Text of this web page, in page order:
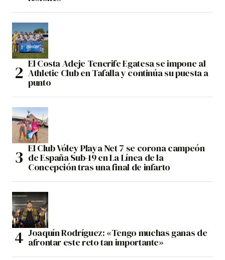
El Costa Adeje Tenerife Egatesa se impone al
Athletic Club en Tafalla y continúa su puesta a
punto
El Club Vóley Playa Net 7 se corona campeón
de España Sub-19 en La Línea de la
Concepción tras una final de infarto
Joaquín Rodríguez: «Tengo muchas ganas de
afrontar este reto tan importante»